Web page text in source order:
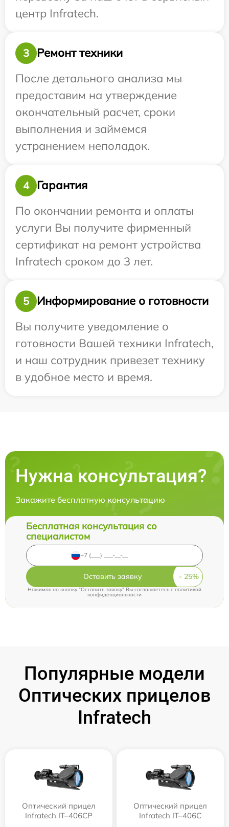
центр Infratech.
3
Ремонт техники
После детального анализа мы
предоставим на утверждение
окончательный расчет, сроки
выполнения и займемся
устранением неполадок.
4
Гарантия
По окончании ремонта и оплаты
услуги Вы получите фирменный
сертификат на ремонт устройства
Infratech сроком до 3 лет.
5
Информирование о готовности
Вы получите уведомление о
готовности Вашей техники Infratech,
и наш сотрудник привезет технику
в удобное место и время.
Нужна консультация?
Закажите бесплатную консультацию
Бесплатная консультация со
специалистом
Оставить заявку
Нажимая на кнопку "Оставить заявку" Вы соглашаетесь cполитикой
конфиденциальности
Популярные модели
Оптических прицелов
Infratech
Оптический прицел
Infratech IT–406СP
Оптический прицел
Infratech IT–406С